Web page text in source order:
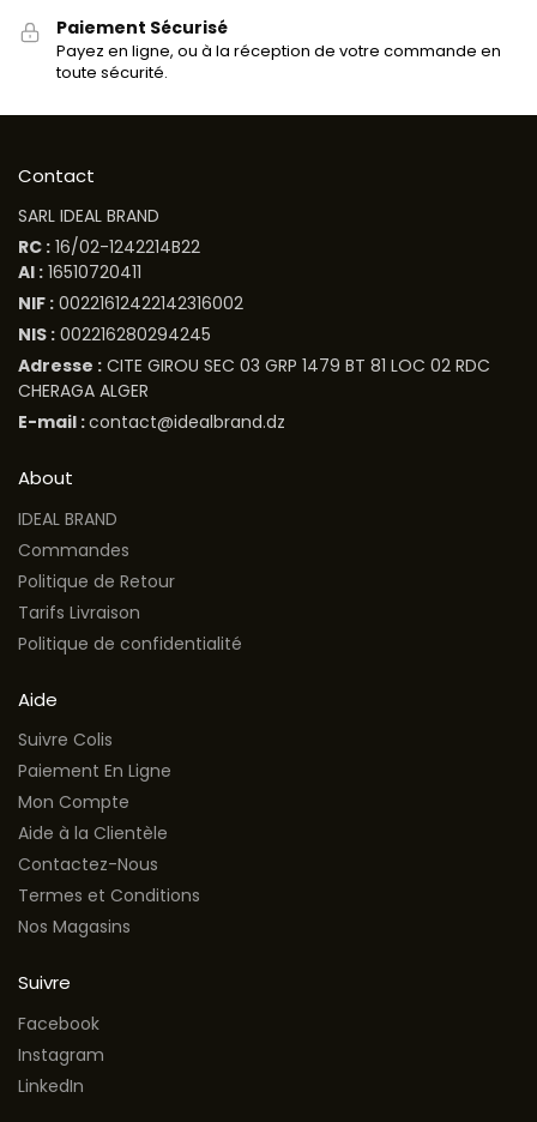
Paiement Sécurisé
Payez en ligne, ou à la réception de votre commande en
toute sécurité.
Contact
SARL IDEAL BRAND
RC : 16/02-1242214B22
AI : 16510720411
NIF : 00221612422142316002
NIS : 002216280294245
Adresse : CITE GIROU SEC 03 GRP 1479 BT 81 LOC 02 RDC
CHERAGA ALGER
E-mail :contact@idealbrand.dz
About
IDEAL BRAND
Commandes
Politique de Retour
Tarifs Livraison
Politique de confidentialité
Aide
Suivre Colis
Paiement En Ligne
Mon Compte
Aide à la Clientèle
Contactez-Nous
Termes et Conditions
Nos Magasins
Suivre
Facebook
Instagram
LinkedIn